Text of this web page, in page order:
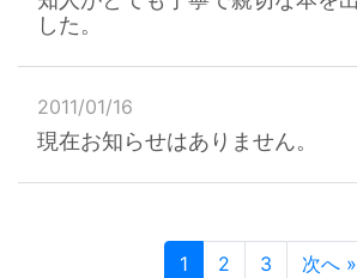
した。
2011/01/16
現在お知らせはありません。
1 2 3 次へ »